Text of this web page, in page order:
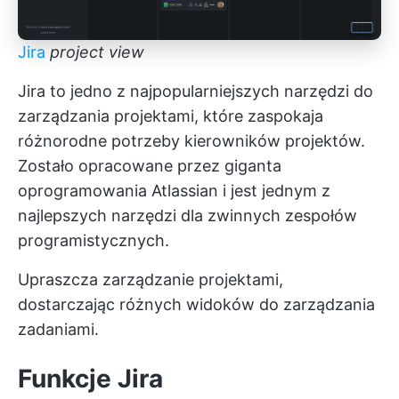
Jira project view
Jira to jedno z najpopularniejszych narzędzi do
zarządzania projektami, które zaspokaja
różnorodne potrzeby kierowników projektów.
Zostało opracowane przez giganta
oprogramowania Atlassian i jest jednym z
najlepszych narzędzi dla zwinnych zespołów
programistycznych.
Upraszcza zarządzanie projektami,
dostarczając różnych widoków do zarządzania
zadaniami.
Funkcje Jira